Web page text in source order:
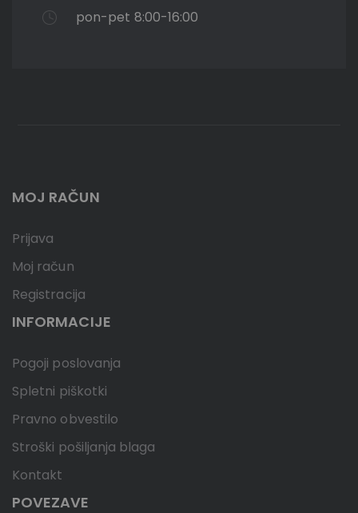
pon-pet 8:00-16:00
MOJ RAČUN
Prijava
Moj račun
Registracija
INFORMACIJE
Pogoji poslovanja
Spletni piškotki
Pravno obvestilo
Stroški pošiljanja blaga
Kontakt
POVEZAVE